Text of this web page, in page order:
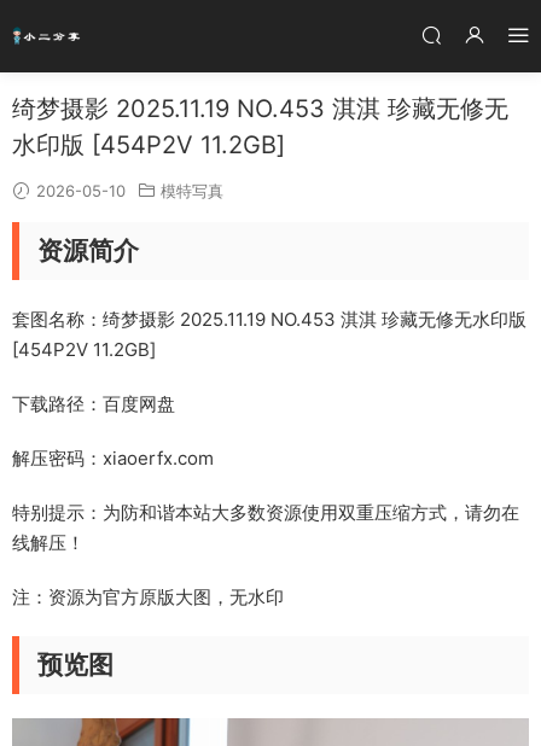
绮梦摄影 2025.11.19 NO.453 淇淇 珍藏无修无
水印版 [454P2V 11.2GB]
2026-05-10 模特写真
资源简介
套图名称：绮梦摄影 2025.11.19 NO.453 淇淇 珍藏无修无水印版
[454P2V 11.2GB]
下载路径：百度网盘
解压密码：xiaoerfx.com
特别提示：为防和谐本站大多数资源使用双重压缩方式，请勿在
线解压！
注：资源为官方原版大图，无水印
预览图